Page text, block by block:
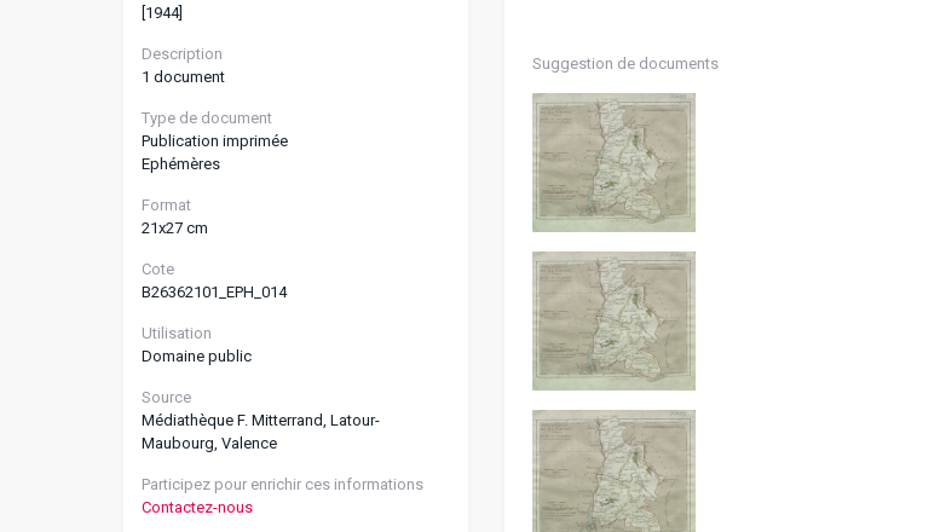
[1944]
Description
1 document
Type de document
Publication imprimée
Ephémères
Format
21x27 cm
Cote
B26362101_EPH_014
Utilisation
Domaine public
Source
Médiathèque F. Mitterrand, Latour-
Maubourg, Valence
Participez pour enrichir ces informations
Contactez-nous
Suggestion de documents